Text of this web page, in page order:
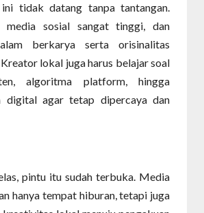
ini tidak datang tanpa tantangan.
media sosial sangat tinggi, dan
berkarya serta orisinalitas
lokal juga harus belajar soal
algoritma platform, hingga
digital agar tetap dipercaya dan
pintu itu sudah terbuka. Media
hanya tempat hiburan, tetapi juga